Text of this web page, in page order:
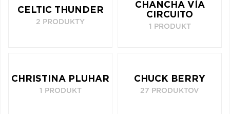
CELTIC THUNDER
2 PRODUKTY
CHANCHA VÍA
CIRCUITO
1 PRODUKT
CHRISTINA PLUHAR
1 PRODUKT
CHUCK BERRY
27 PRODUKTOV